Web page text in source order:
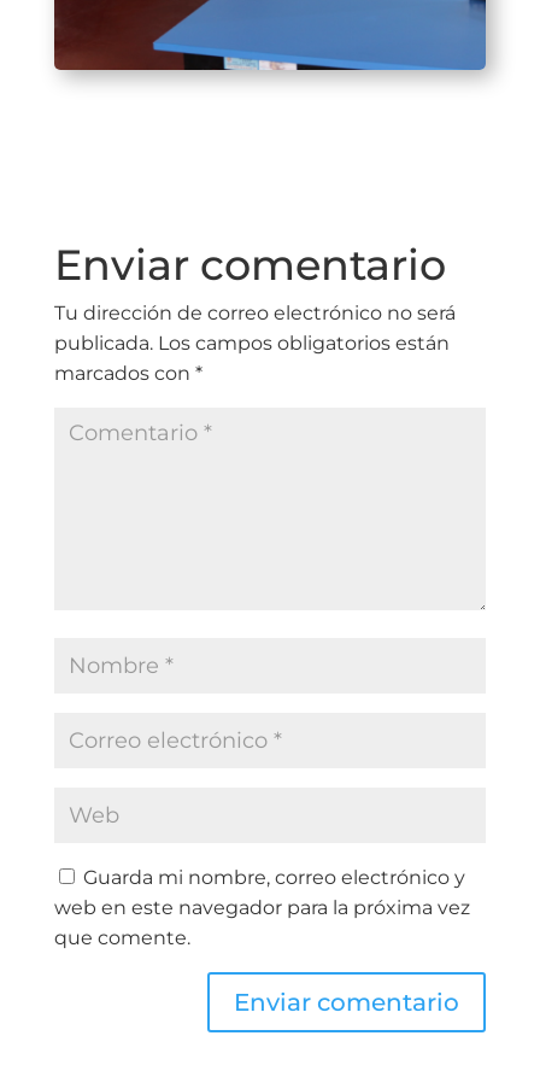
Enviar comentario
Tu dirección de correo electrónico no será
publicada. Los campos obligatorios están
marcados con *
Guarda mi nombre, correo electrónico y
web en este navegador para la próxima vez
que comente.